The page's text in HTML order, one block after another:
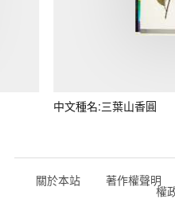
中文種名:三葉山香圓
關於本站 著作權聲明
權